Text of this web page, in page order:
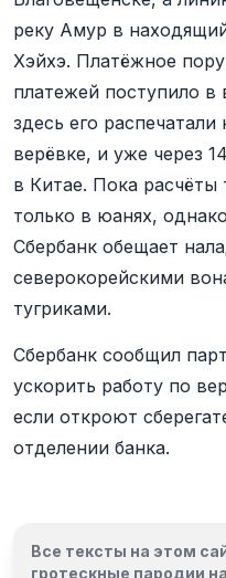
реку Амур в
Хэйхэ. Платёжное
платежей поступило
здесь его
верёвке, и уже через
в Китае. Пока расчёты
только в юанях,
Сбербанк обещает
северокорейскими
тугриками.
Сбербанк сообщил
ускорить работу по
если откроют
отделении банка.
Все тексты на этом
гротескные пародии